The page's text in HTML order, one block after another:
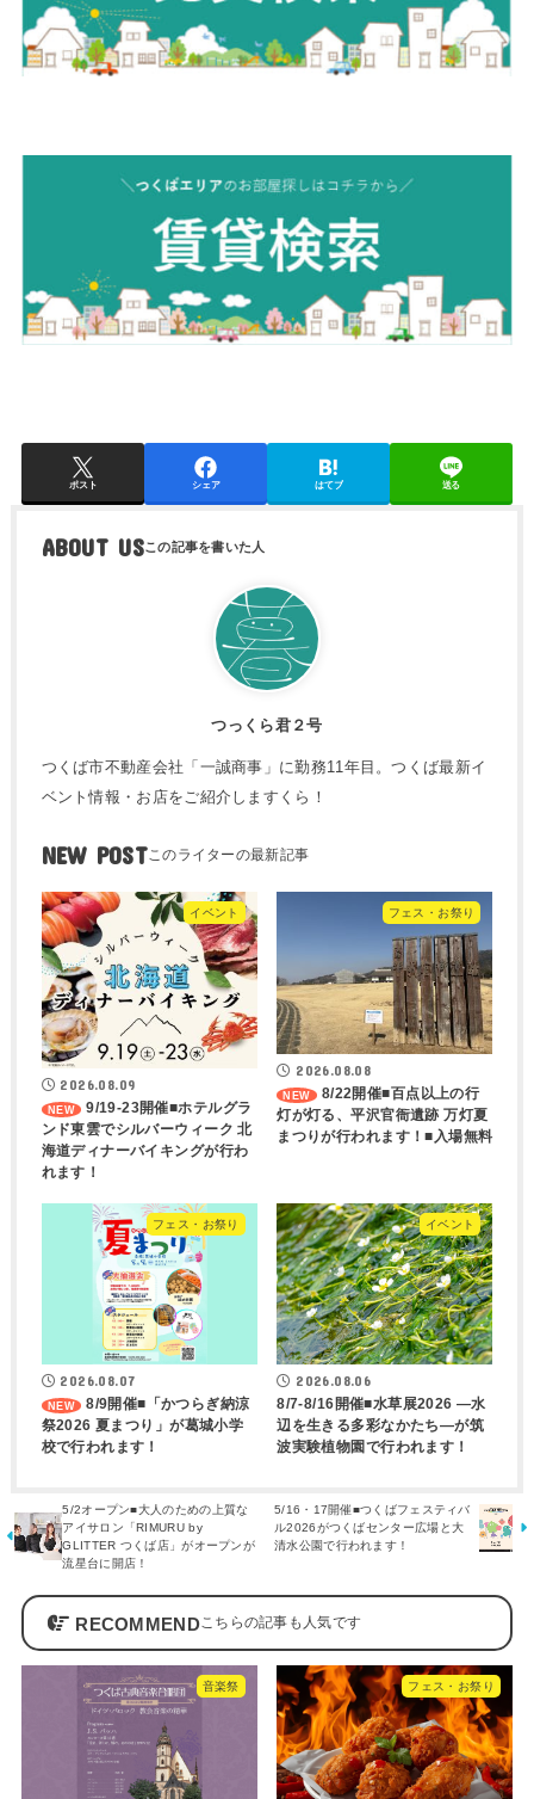
ポスト シェア はてブ 送る
ABOUT US
つっくら君２号
つくば市不動産会社「一誠商事」に勤務11年目。つくば最新イ
ベント情報・お店をご紹介しますくら！
NEW POST
イベント
2026.08.09
9/19-23開催■ホテルグラ
ンド東雲でシルバーウィーク 北
海道ディナーバイキングが行わ
れます！
フェス・お祭り
2026.08.08
8/22開催■百点以上の行
灯が灯る、平沢官衙遺跡 万灯夏
まつりが行われます！■入場無料
フェス・お祭り
2026.08.07
8/9開催■「かつらぎ納涼
祭2026 夏まつり」が葛城小学
校で行われます！
イベント
2026.08.06
8/7-8/16開催■水草展2026 ―水
辺を生きる多彩なかたち―が筑
波実験植物園で行われます！
5/2オープン■大人のための上質な
アイサロン「RIMURU by
GLITTER つくば店」がオープンが
流星台に開店！
5/16・17開催■つくばフェスティバ
ル2026がつくばセンター広場と大
清水公園で行われます！
RECOMMEND
音楽祭 フェス・お祭り